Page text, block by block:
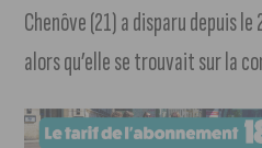
Chenôve (21) a disparu depuis
alors qu’elle se trouvait sur la